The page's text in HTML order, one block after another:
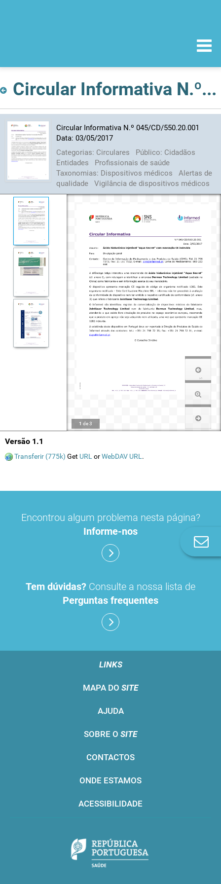
Circular Informativa N.º 045/CD/550.20.001 Data: 03/05/2017
Circular Informativa N.º 045/CD/550.20.001
Data: 03/05/2017
Categorias: Circulares Público: Cidadãos
Entidades
Profissionais de saúde
Taxonomias: Dispositivos médicos
Alertas de
qualidade
Vigilância de dispositivos médicos
1 de3
Versão 1.1
Transferir (775k) Get URL orWebDAV URL .
Encontrou algum problema nesta página?
Informe-nos
Tem dúvidas? Consulte a nossa lista de
Perguntas frequentes
LINKS
MAPA DO SITE
AJUDA
SOBRE O SITE
CONTACTOS
ONDE ESTAMOS
ACESSIBILIDADE